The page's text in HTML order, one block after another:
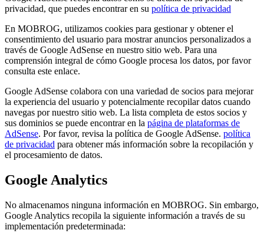
privacidad, que puedes encontrar en su política de privacidad
En MOBROG, utilizamos cookies para gestionar y obtener el
consentimiento del usuario para mostrar anuncios personalizados a
través de Google AdSense en nuestro sitio web. Para una
comprensión integral de cómo Google procesa los datos, por favor
consulta este enlace.
Google AdSense colabora con una variedad de socios para mejorar
la experiencia del usuario y potencialmente recopilar datos cuando
navegas por nuestro sitio web. La lista completa de estos socios y
sus dominios se puede encontrar en la página de plataformas de
AdSense. Por favor, revisa la política de Google AdSense. política
de privacidad para obtener más información sobre la recopilación y
el procesamiento de datos.
Google Analytics
No almacenamos ninguna información en MOBROG. Sin embargo,
Google Analytics recopila la siguiente información a través de su
implementación predeterminada: